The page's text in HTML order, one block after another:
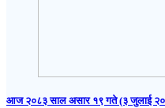
आज २०८३ साल असार १९ गते (३ जुलाई